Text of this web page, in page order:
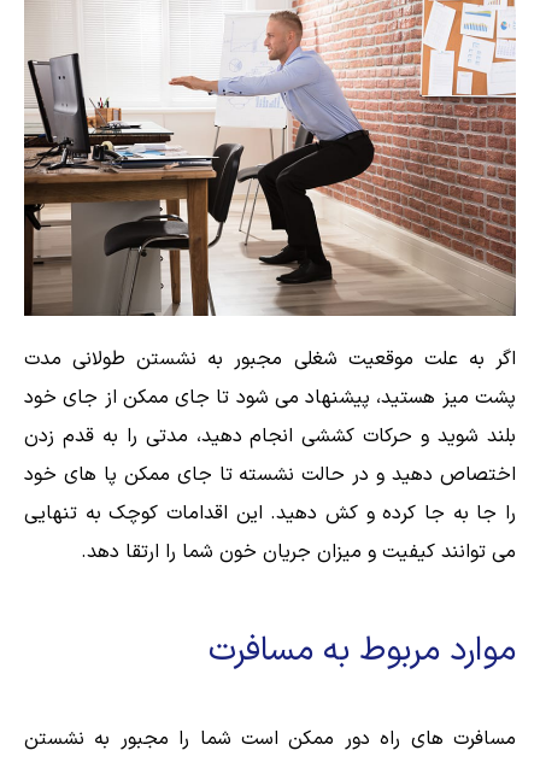
اگر به علت موقعیت شغلی مجبور به نشستن طولانی مدت
پشت میز هستید، پیشنهاد می شود تا جای ممکن از جای خود
بلند شوید و حرکات کششی انجام دهید، مدتی را به قدم زدن
اختصاص دهید و در حالت نشسته تا جای ممکن پا های خود
را جا به جا کرده و کش دهید. این اقدامات کوچک به تنهایی
می توانند کیفیت و میزان جریان خون شما را ارتقا دهد.
موارد مربوط به مسافرت
مسافرت های راه دور ممکن است شما را مجبور به نشستن